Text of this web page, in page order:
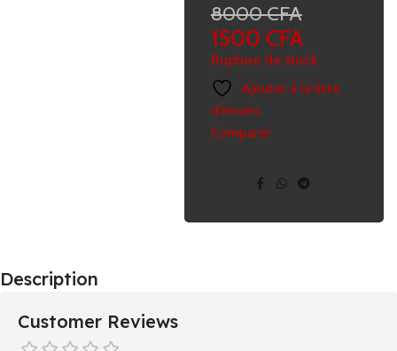
8000CFA
1500 CFA
Rupture de stock
Ajouter à la liste
d’envies
Comparer
Description
Customer Reviews